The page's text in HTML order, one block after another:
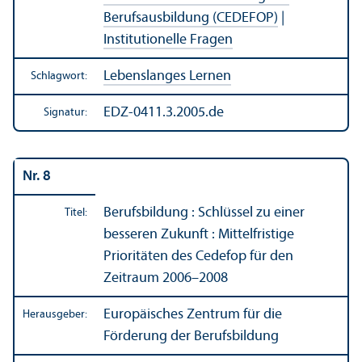
Berufsausbildung (CEDEFOP)
Institutionelle Fragen
Schlagwort: Lebens­langes Lernen
Signatur: EDZ-0411.3.2005.de
Nr. 8
Titel:
Berufsbildung : Schlüssel zu einer
besseren Zukunft : Mittelfristige
Prioritäten des Cedefop für den
Zeitraum 2006–2008
Herausgeber:
Europäisches Zentrum für die
Förderung der Berufsbildung